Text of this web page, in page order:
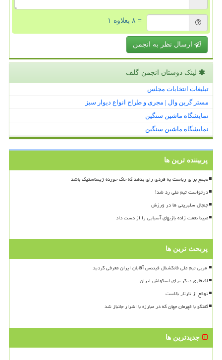
= ۸ بعلاوه ۱
ارسال نظر به انجمن
لینک دوستان انجمن گلف
تبلیغات انتخابات مجلس
مستر گرین وال | مجری و طراح انواع دیوار سبز
نمایشگاه ماشین سنگین
نمایشگاه ماشین سنگین
پربیننده ترین ها
مجمع برای ریاست به فردی رای بدهد که خاک خورده ژیمناستیک باشد
درخواست تیم ملی رد شد!
جنجال سلبریتی ها در ورزش
مبینا نعمت زاده بازیهای آسیایی را از دست داد
پربحث ترین ها
افتخاری دیگر برای اسکواش ایران
توقع از تارتار بالاست
گفتگو با قهرمان جهان که در مبارزه با اشرار جانباز شد
جدیدترین ها